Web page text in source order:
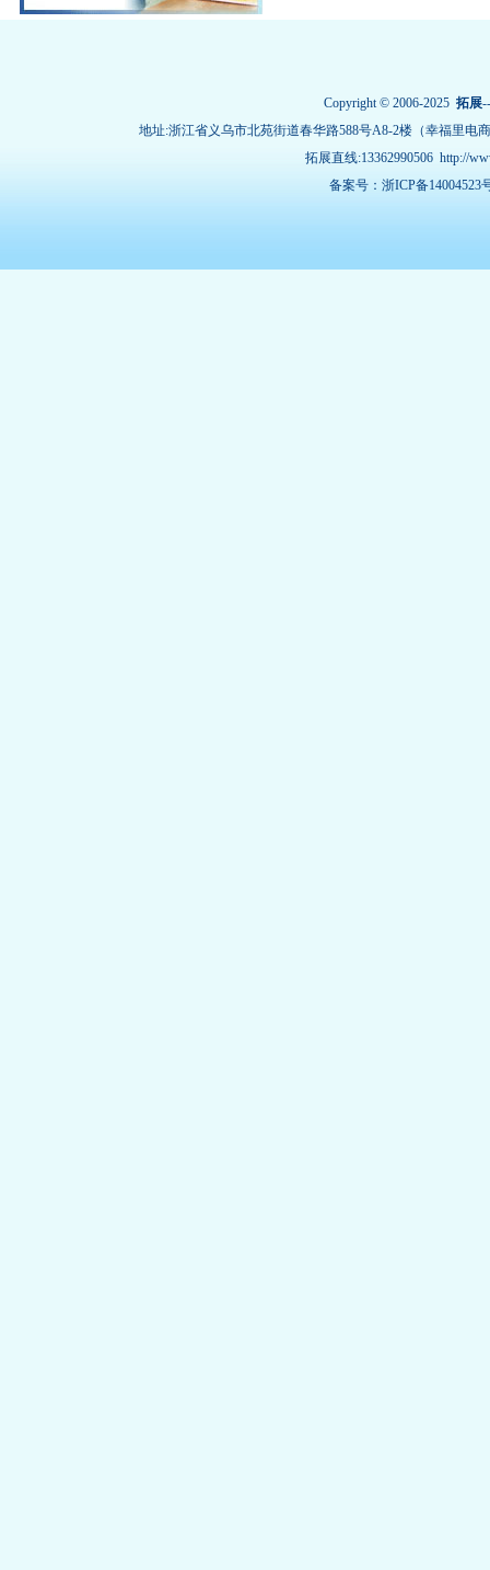
Copyright © 2006-2025 拓展--
地址:浙江省义乌市北苑街道春华路588号A8-2楼（幸福里电
拓展直线:13362990506http://
备案号：浙ICP备